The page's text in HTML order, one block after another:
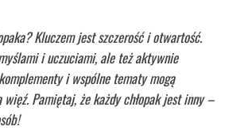
Kluczem jest szczerość i otwartość.
i uczuciami, ale też aktywnie
i wspólne tematy mogą
więź. Pamiętaj, że każdy chłopak jest inny –